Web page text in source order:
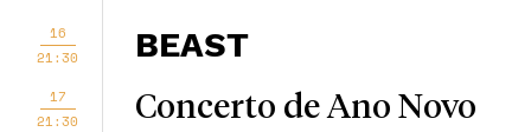
16
21:30
BEAST
17
21:30
Concerto de Ano Novo